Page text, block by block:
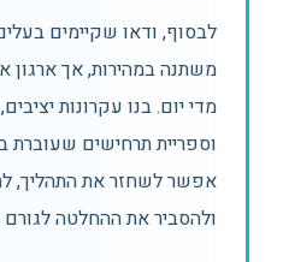
משתנה במהירות, אך ארגון
מדי יום. בנו עקרונות
וספריית תרחישים שעוברת
אפשר לשחזר את התהליך,
ולהסביר את ההחלטה לגורם